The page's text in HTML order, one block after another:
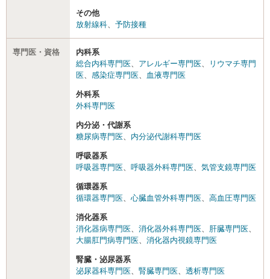
その他
放射線科、 予防接種
専門医・資格
内科系
総合内科専門医、 アレルギー専門医、
リウマチ専門
医、 感染症専門医、 血液専門医
外科系
外科専門医
内分泌・代謝系
糖尿病専門医、 内分泌代謝科専門医
呼吸器系
呼吸器専門医、 呼吸器外科専門医、 気管支鏡専門医
循環器系
循環器専門医、 心臓血管外科専門医、 高血圧専門医
消化器系
消化器病専門医、 消化器外科専門医、 肝臓専門医、
大腸肛門病専門医、 消化器内視鏡専門医
腎臓・泌尿器系
泌尿器科専門医、 腎臓専門医、 透析専門医